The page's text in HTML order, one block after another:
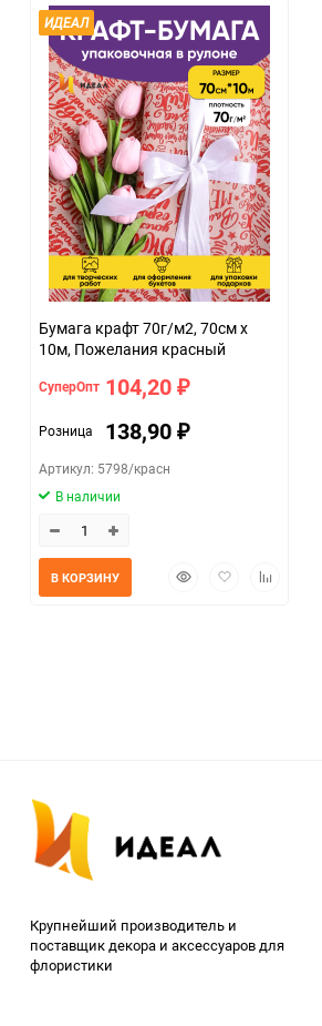
Предназначение товара
Сертификация
Особые условия
Минимальное количество
Единица измерения
ЦветНоменклатуры
ИДЕАЛ
Бумага крафт 70г/м2, 70см x
10м, Пожелания красный
СуперОпт 104,20 ₽
Розница 138,90 ₽
Артикул: 5798/красн
В наличии
БыстрыйДобавитьДобавить
В КОРЗИНУ
Крупнейший производитель и
поставщик декора и аксессуаров для
флористики